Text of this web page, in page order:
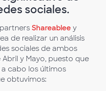
sociales.
Shareablee y
de realizar un análisis
sociales de ambos
y Mayo, puesto que
cabo los últimos
obtuvimos: